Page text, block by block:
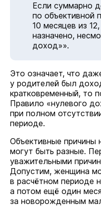
Если суммарно
по объективной
10 месяцев из
назначено,
доход»».
Это означает, что
у родителей был
кратковременный, то
Правило «нулевого
при полном
периоде.
Объективные причины
могут быть разные.
уважительными
Допустим, женщина
в расчётном периоде
а потом ещё один
за новорожденным